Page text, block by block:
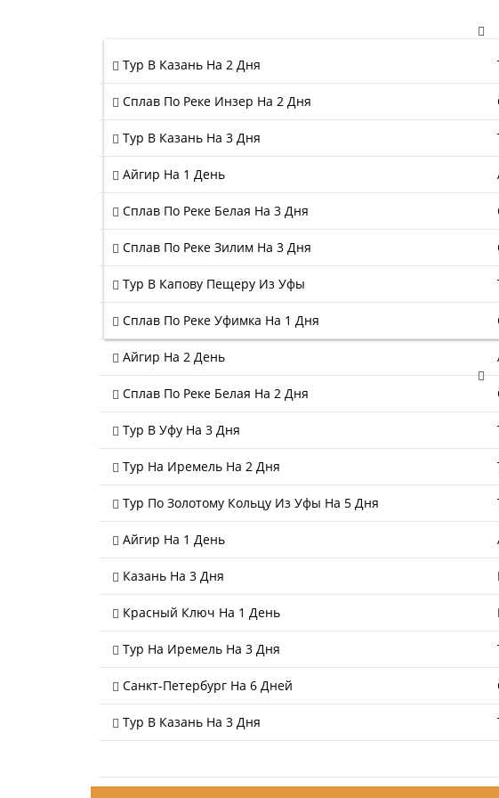
Тур В Казань На 2 Дня
Сплав По Реке Инзер На 2 Дня
Тур В Казань На 3 Дня
Айгир На 1 День
Сплав По Реке Белая На 3 Дня
Сплав По Реке Зилим На 3 Дня
Тур В Капову Пещеру Из Уфы
Сплав По Реке Уфимка На 1 Дня
Айгир На 2 День
Сплав По Реке Белая На 2 Дня
Тур В Уфу На 3 Дня
Тур На Иремель На 2 Дня
Тур По Золотому Кольцу Из Уфы На 5 Дня
Айгир На 1 День
Казань На 3 Дня
Красный Ключ На 1 День
Тур На Иремель На 3 Дня
Санкт-Петербург На 6 Дней
Тур В Казань На 3 Дня